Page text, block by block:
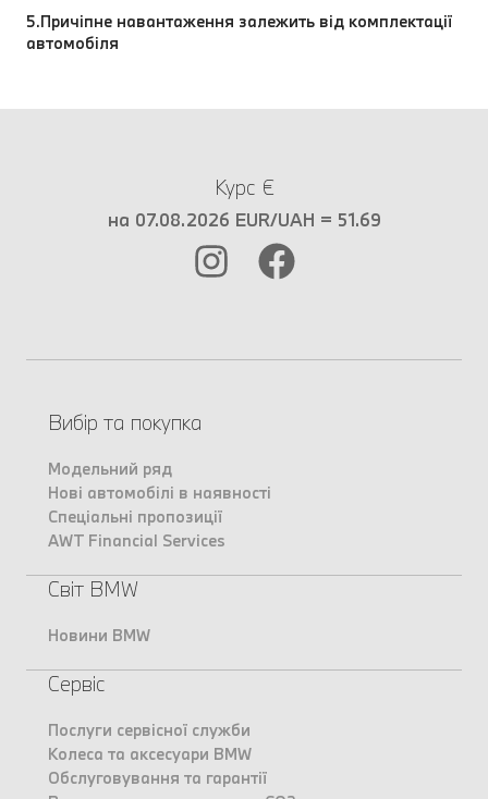
5.Причіпне навантаження залежить від комплектації
автомобіля
Курс €
на 07.08.2026 EUR/UAH = 51.69
Вибір та покупка
Модельний ряд
Нові автомобілі в наявності
Спеціальні пропозиції
AWT Financial Services
Світ BMW
Новини BMW
Сервіс
Послуги сервісної служби
Колеса та аксесуари BMW
Обслуговування та гарантії